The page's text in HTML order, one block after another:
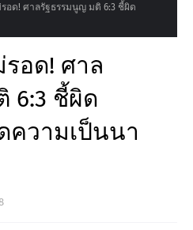
อด! ศาลรัฐธรรมนูญ มติ 6:3 ชี้ผิด
อด! ศาล
6:3 ชี้ผิด
ความเป็นนา